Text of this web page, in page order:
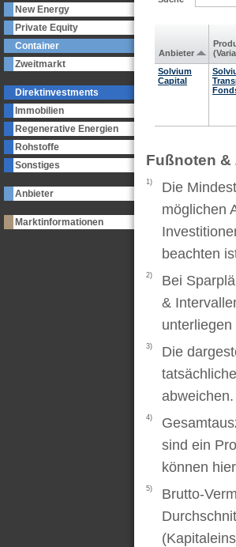
New Energy
Private Equity
Container
Zweitmarkt
Direktinvestments
Immobilien
Regenerative Energien
Rohstoffe
Sonstiges
Anbieter
Marktinformationen
Anbieter
Solvium
Capital
Fußnoten
1)
Die
möglichen
beachten
2)
Bei
&
3)
Die
abweichen.
4)
sind ein
können
5)
Brutto-